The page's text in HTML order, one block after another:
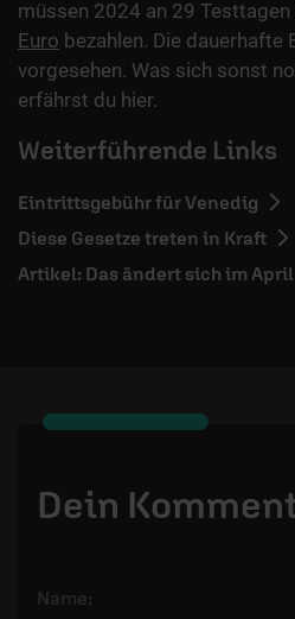
müssen 2024 an 29 Testtagen
Euro bezahlen. Die
vorgesehen. Was sich sonst
erfährst du hier.
Weiterführende Links
Eintrittsgebühr für Venedig
Diese Gesetze treten in Kraft
Artikel: Das ändert sich im April
Dein
Name: